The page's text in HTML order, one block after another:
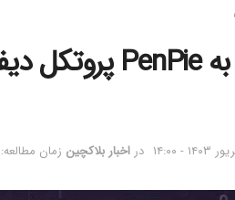
در اخبار بلاکچین زمان مطالعه: ۱ دقیقه